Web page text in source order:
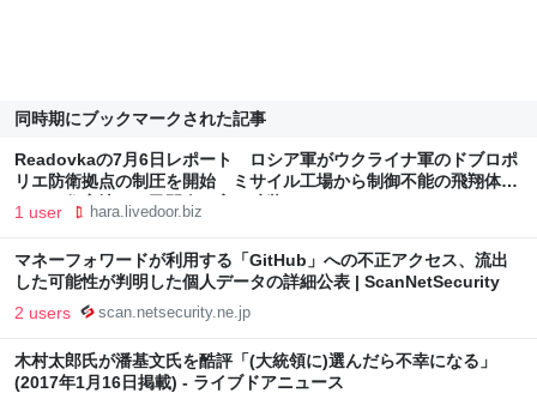
同時期にブックマークされた記事
Readovkaの7月6日レポート ロシア軍がウクライナ軍のドブロポ
リエ防衛拠点の制圧を開始 ミサイル工場から制御不能の飛翔体が
キエフ住宅地へ 民間人の高い武装レベル : Hara Blog
1 user hara.livedoor.biz
マネーフォワードが利用する「GitHub」への不正アクセス、流出
した可能性が判明した個人データの詳細公表 | ScanNetSecurity
2 users scan.netsecurity.ne.jp
木村太郎氏が潘基文氏を酷評「(大統領に)選んだら不幸になる」
(2017年1月16日掲載) - ライブドアニュース